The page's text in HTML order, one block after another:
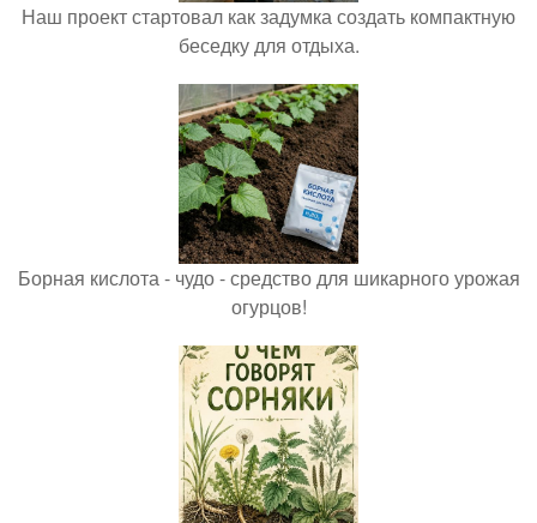
Наш проект стартовал как задумка создать компактную
беседку для отдыха.
Борная кислота - чудо - средство для шикарного урожая
огурцов!